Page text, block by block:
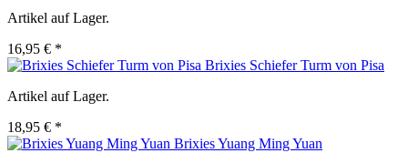
Artikel auf Lager.
16,95 € *
Brixies Schiefer Turm von Pisa
Artikel auf Lager.
18,95 € *
Brixies Yuang Ming Yuan